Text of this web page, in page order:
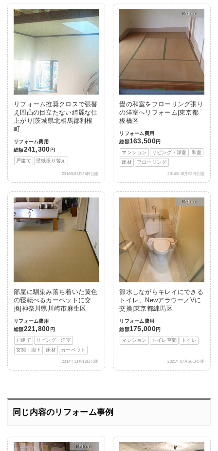
リフォーム推奨クロスで張替
え凹凸の目立たない綺麗な仕
上がり|茨城県北相馬郡利根
町
リフォーム費用
総額241,300 円
戸建て
壁紙張り替え
2014年04月24日公開
After
畳の和室をフローリング張り
の洋室へリフォーム|東京都
板橋区
リフォーム費用
総額163,500円
マンション
リビング・洋室
和室
床材
フローリング
2014年10月03日公開
部屋に馴染み落ち着いた黄色
の寝転べるカーペットに交
換|神奈川県川崎市麻生区
リフォーム費用
総額221,800 円
戸建て
リビング・洋室
玄関・廊下
床材 カーペット
2014年11月13日公開
After
節水しながらキレイにできる
トイレ、NewアラウーノVに
交換|東京都練馬区
リフォーム費用
総額175,000円
マンション
トイレ空間 トイレ
2021年07月20日公開
同じ内容のリフォーム事例
After